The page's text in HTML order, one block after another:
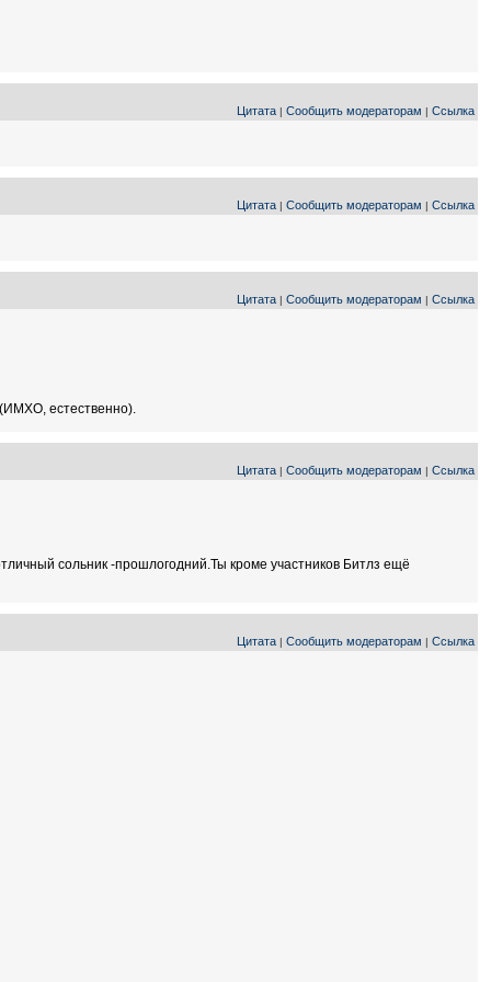
Цитата | Сообщить модераторам | Ссылка
Цитата | Сообщить модераторам | Ссылка
Цитата | Сообщить модераторам | Ссылка
(ИМХО, естественно).
Цитата | Сообщить модераторам | Ссылка
сольник -прошлогодний.Ты кроме участников Битлз ещё
Цитата | Сообщить модераторам | Ссылка